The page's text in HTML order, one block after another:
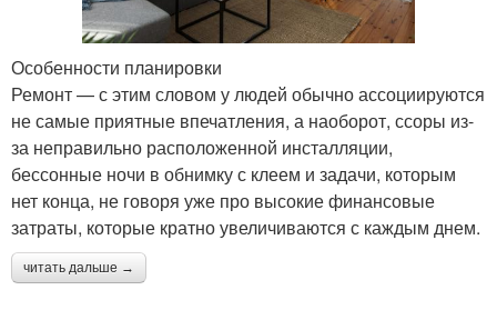
Особенности планировки
Ремонт — с этим словом у людей обычно ассоциируются
не самые приятные впечатления, а наоборот, ссоры из-
за неправильно расположенной инсталляции,
бессонные ночи в обнимку с клеем и задачи, которым
нет конца, не говоря уже про высокие финансовые
затраты, которые кратно увеличиваются с каждым днем.
читать дальше →